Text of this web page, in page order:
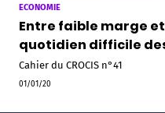
ECONOMIE
Entre faible marge
quotidien difficile
Cahier du CROCIS n°41
01/01/20